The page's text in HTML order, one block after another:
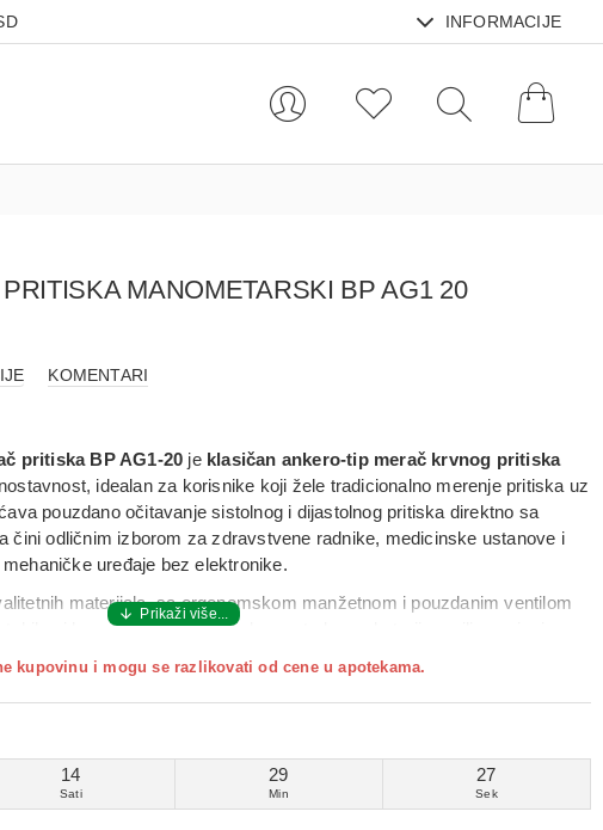
INFORMACIJE
MANOMETARSKI BP AG1 20
KOMENTARI
pritiska BP AG1‑20 je klasičan ankero‑tip merač krvnog pritiska
idealan za korisnike koji žele tradicionalno merenje pritiska uz
pouzdano očitavanje sistolnog i dijastolnog pritiska direktno sa
čini odličnim izborom za zdravstvene radnike, medicinske ustanove i
uređaje bez elektronike.
materijala, sa ergonomskom manžetnom i pouzdanim ventilom
i konzistentna merenja bez potrebe za baterijama ili napajanjem.
14
Sati
29
Min
26
Sek
kupovinu i mogu se razlikovati od cene u apotekama.